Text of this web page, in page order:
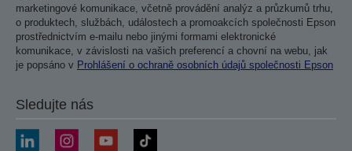
marketingové komunikace, včetně provádění analýz a průzkumů trhu,
o produktech, službách, událostech a promoakcích společnosti Epson
prostřednictvím e-mailu nebo jinými formami elektronické
komunikace, v závislosti na vašich preferencí a chovní na webu, jak
je popsáno v Prohlášení o ochraně osobních údajů společnosti Epson
Sledujte nás